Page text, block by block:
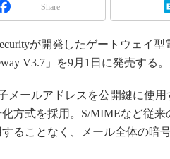
Share
が開発したゲートウェイ型
V3.7」を9月1日に発売する。
メールアドレスを公開鍵に使用
化方式を採用。S/MIMEなど従
ることなく、メール全体の暗